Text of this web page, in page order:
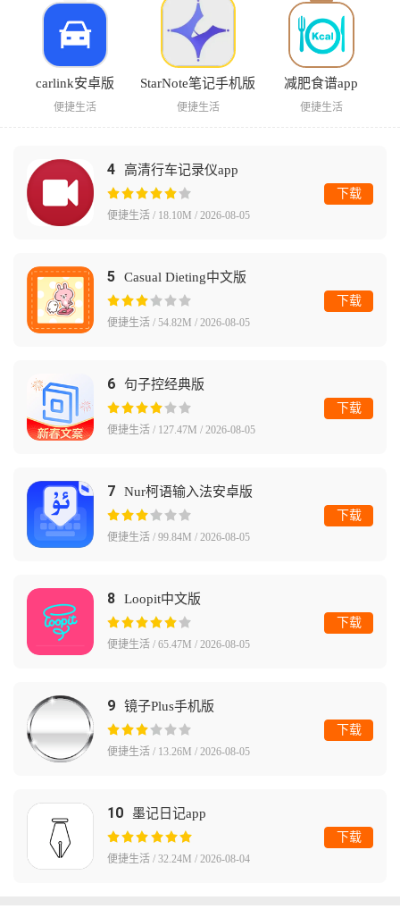
carlink安卓版
便捷生活
StarNote笔记手机版
便捷生活
减肥食谱app
便捷生活
4 高清行车记录仪app
便捷生活 / 18.10M / 2026-08-05
下载
5 Casual Dieting中文版
便捷生活 / 54.82M / 2026-08-05
下载
6 句子控经典版
便捷生活 / 127.47M / 2026-08-05
下载
7 Nur柯语输入法安卓版
便捷生活 / 99.84M / 2026-08-05
下载
8 Loopit中文版
便捷生活 / 65.47M / 2026-08-05
下载
9 镜子Plus手机版
便捷生活 / 13.26M / 2026-08-05
下载
10 墨记日记app
便捷生活 / 32.24M / 2026-08-04
下载